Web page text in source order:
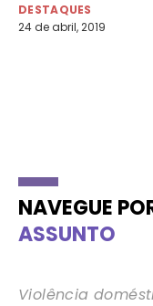
DESTAQUES
24 de abril, 2019
NAVEGUE
ASSUNTO
Violência